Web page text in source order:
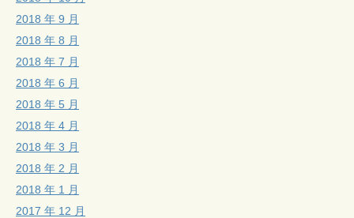
2018 年 9 月
2018 年 8 月
2018 年 7 月
2018 年 6 月
2018 年 5 月
2018 年 4 月
2018 年 3 月
2018 年 2 月
2018 年 1 月
2017 年 12 月